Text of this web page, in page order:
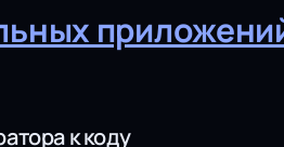
к коду